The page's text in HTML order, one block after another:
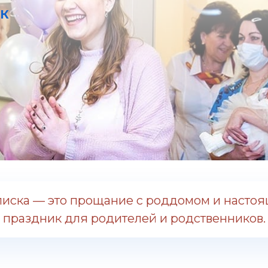
— это прощание с роддомом и
праздник для родителей и родственников.